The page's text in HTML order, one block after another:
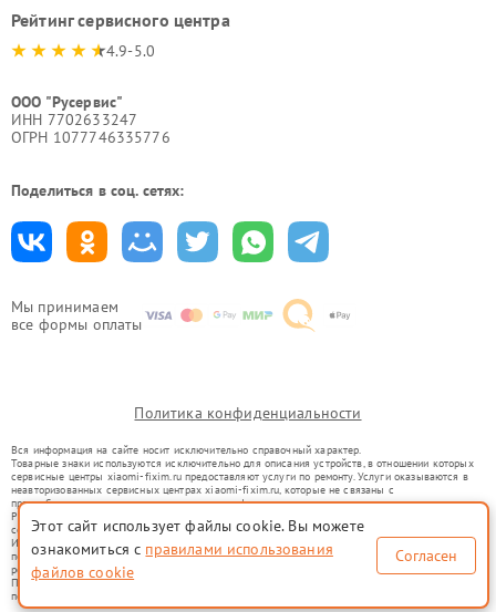
Мы принимаем
все формы оплаты
Рейтинг сервисного центра
4.9-5.0
ООО "Русервис"
ИНН 7702633247
ОГРН 1077746335776
Поделиться в соц. сетях:
Политика конфиденциальности
Вся информация на сайте носит исключительно справочный характер.
Товарные знаки используются исключительно для описания устройств, в отношении которых
сервисные центры xiaomi-fixim.ru предоставляют услуги по ремонту. Услуги оказываются в
неавторизованных сервисных центрах xiaomi-fixim.ru, которые не связаны с
правообладателями товарных знаков или их официальными представителями.
Ремонт осуществляется для устройств, уже введенных в гражданский оборот в соответствии
со статьей 1487 ГК РФ.
Использование товарных знаков не преследует цели индивидуализации услуг или введения
потребителей в заблуждение, а служит для информирования о предоставляемых услугах по
ремонту техники указанных брендов.
Представленная на сайте информация не является публичной офертой, определяемой
положениями Статьи 437(2) Гражданского кодекса РФ
Этот сайт использует файлы cookie. Вы можете
ознакомиться с правилами использования
файлов cookie
Согласен